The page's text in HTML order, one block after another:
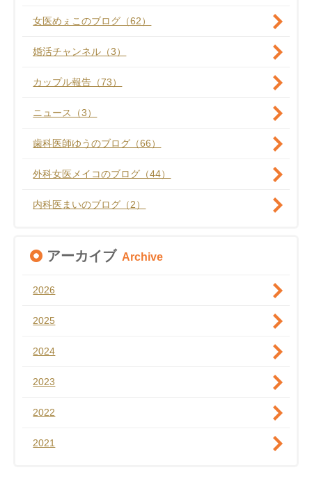
女医めぇこのブログ（62）
婚活チャンネル（3）
カップル報告（73）
ニュース（3）
歯科医師ゆうのブログ（66）
外科女医メイコのブログ（44）
内科医まいのブログ（2）
アーカイブ Archive
2026
2025
2024
2023
2022
2021